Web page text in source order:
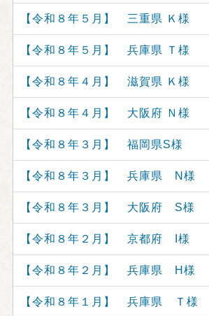
【令和８年５月】 三重県 Ｋ様
【令和８年５月】 兵庫県 Ｔ様
【令和８年４月】 滋賀県 Ｋ様
【令和８年４月】 大阪府 Ｎ様
【令和８年３月】 福岡県S様
【令和８年３月】 兵庫県 N様
【令和８年３月】 大阪府 S様
【令和８年２月】 京都府 I様
【令和８年２月】 兵庫県 H様
【令和８年１月】 兵庫県 Ｔ様